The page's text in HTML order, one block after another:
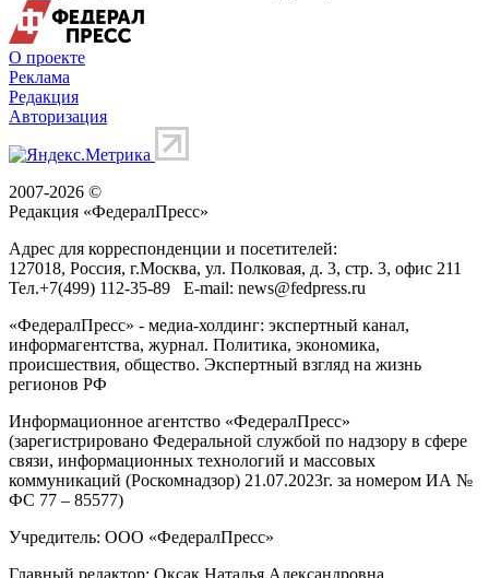
О проекте
Реклама
Редакция
Авторизация
2007-2026 ©
Редакция «ФедералПресс»
Адрес для корреспонденции и посетителей:
127018, Россия, г.Москва, ул. Полковая, д. 3, стр. 3, офис 211
Тел.+7(499) 112-35-89 E-mail: news@fedpress.ru
«ФедералПресс» - медиа-холдинг: экспертный канал,
информагентства, журнал. Политика, экономика,
происшествия, общество. Экспертный взгляд на жизнь
регионов РФ
Информационное агентство «ФедералПресс»
(зарегистрировано Федеральной службой по надзору в сфере
связи, информационных технологий и массовых
коммуникаций (Роскомнадзор) 21.07.2023г. за номером ИА №
ФС 77 – 85577)
Учредитель: ООО «ФедералПресс»
Главный редактор: Оксак Наталья Александровна